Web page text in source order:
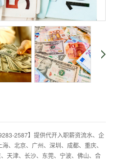
2587】提供代开入职薪资流水、企
、北京、广州、深圳、成都、重庆、
天津、长沙、东莞、宁波、佛山、合